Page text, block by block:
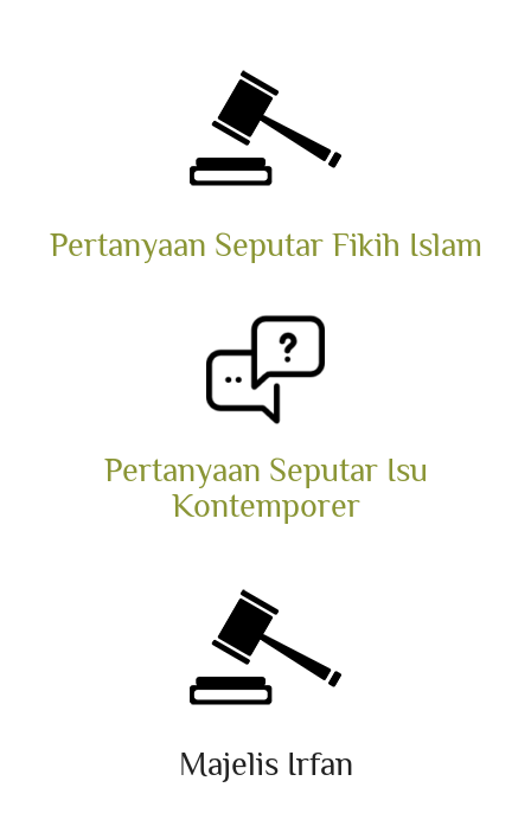
Pertanyaan Seputar Fikih Islam
Pertanyaan Seputar Isu
Kontemporer
Majelis Irfan